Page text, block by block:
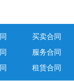
买卖合同
服务合同
租赁合同